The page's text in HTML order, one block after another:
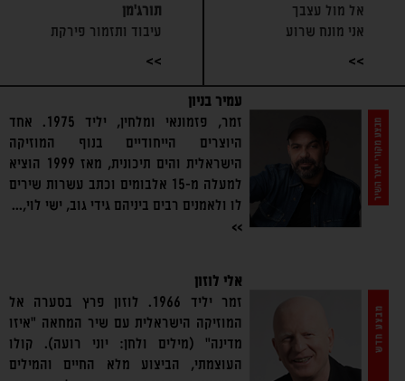
אל מול עצבך
אני מונח שרוע
בצבא הכי חזק שבעולם
אלחם למענך
אם רק תחייכי
אפילו גם כשאין לך
אני אדהר על דרך
>>
תורג׳מן
עיבוד ותזמור פירקת
תזמורת פירקת אלנור
חנה פתיה
מנהל מוזיקלי ומנצח:
אריאל כהן
קאנון:אלי אביכזר
קרסו, הילה אחיאל, אודי
מדר, אוראל מכלוף, אלומה
חזן, נועה אהרוני, מוטי נורי
צ'לו:
אייל ווהב, גיא גלם
>>
עמיר בניון
זמר, פזמונאי ומלחין, יליד 1975. אחד
היוצרים הייחודיים בנוף המוזיקה
הישראלית והים תיכונית, מאז 1999 הוציא
למעלה מ-15 אלבומים וכתב עשרות שירים
לו ולאמנים רבים ביניהם גידי גוב, ישי לוי,...
>>
אלי לוזון
זמר יליד 1966. לוזון פרץ בסערה אל
המוזיקה הישראלית עם שיר המחאה "איזו
מדינה" (מילים ולחן: יוני רועה). קולו
העוצמתי, הביצוע מלא החיים והמילים